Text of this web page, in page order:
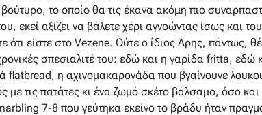
το οποίο θα τις έκανα ακόμη πιο
εκεί αξίζει να βάλετε χέρι αγνοώντας ίσως και
ότι είστε στο Vezene. Ούτε ο ίδιος Άρης, πάντως,
σπεσιαλιτέ του: εδώ και η γαρίδα fritta, εδώ
flatbread, η αχινομακαρονάδα που βγαίνουνε
τις πατάτες κι ένα ζωμό σκέτο βάλσαμο, όσο και
7-8 που γεύτηκα εκείνο το βράδυ ήταν